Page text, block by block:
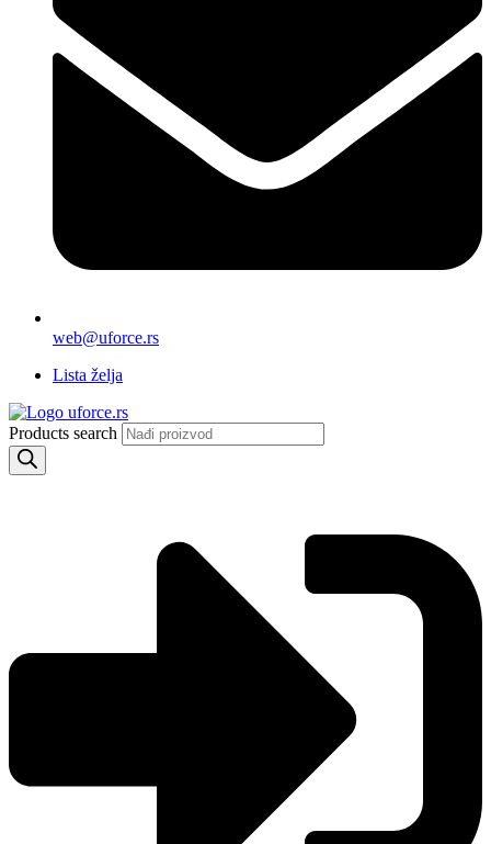
web@uforce.rs
Lista želja
Products search